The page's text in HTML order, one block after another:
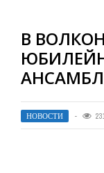
В
НОВОСТИ